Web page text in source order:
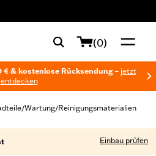
(0)
€ & kostenlose Rücksendung – jetzt
entdecken
/Wartung/Reinigungsmaterialien
Einbau prüfen